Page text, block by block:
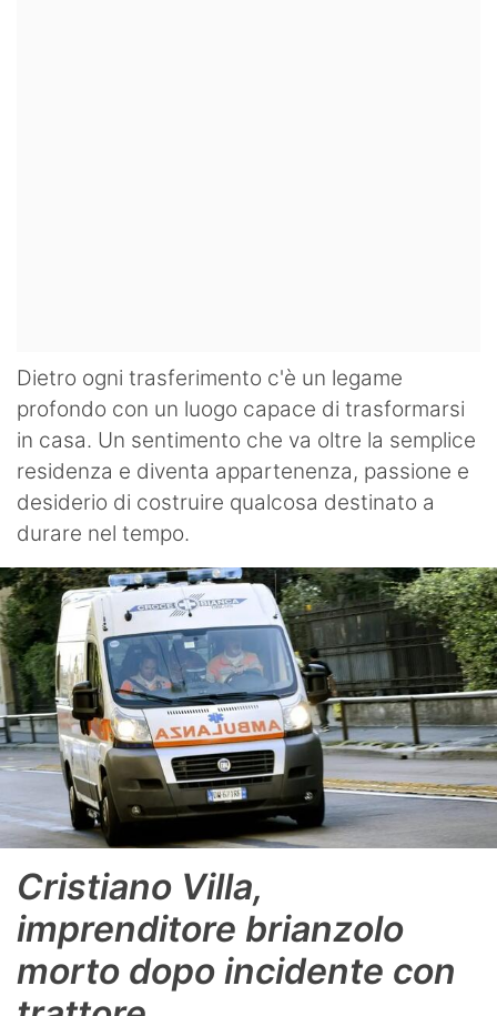
Dietro ogni trasferimento c'è un legame
profondo con un luogo capace di trasformarsi
in casa. Un sentimento che va oltre la semplice
residenza e diventa appartenenza, passione e
desiderio di costruire qualcosa destinato a
durare nel tempo.
Cristiano Villa,
imprenditore brianzolo
morto dopo incidente con